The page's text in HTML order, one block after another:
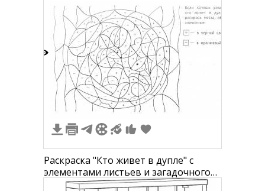
Раскраска "Кто живет в дупле" с
элементами листьев и загадочного
животного.